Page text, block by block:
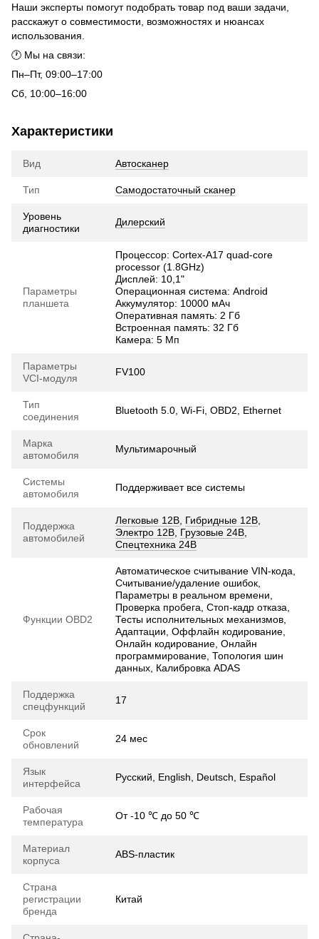
Наши эксперты помогут подобрать товар под ваши задачи,
расскажут о совместимости, возможностях и нюансах
использования.
🕐 Мы на связи:
Пн–Пт, 09:00–17:00
Сб, 10:00–16:00
Характеристики
Вид Автосканер
Тип Самодостаточный сканер
Уровень
диагностики
Дилерский
Параметры
планшета
Процессор: Cortex-A17 quad-core
processor (1.8GHz)
Дисплей: 10,1"
Операционная система: Android
Аккумулятор: 10000 мАч
Оперативная память: 2 Гб
Встроенная память: 32 Гб
Камера: 5 Мп
Параметры
VCI-модуля
FV100
Тип
соединения
Bluetooth 5.0, Wi-Fi, OBD2, Ethernet
Марка
автомобиля
Мультимарочный
Системы
автомобиля
Поддерживает все системы
Поддержка
автомобилей
Легковые 12В Гибридные 12В
Электро 12В Грузовые 24В
Спецтехника 24В
Функции OBD2
Автоматическое считывание VIN-кода,
Считывание/удаление ошибок,
Параметры в реальном времени,
Проверка пробега, Стоп-кадр отказа,
Тесты исполнительных механизмов,
Адаптации, Оффлайн кодирование,
Онлайн кодирование, Онлайн
программирование, Топология шин
данных, Калибровка ADAS
Поддержка
спецфункций
17
Срок
обновлений
24 мес
Язык
интерфейса
Русский, English, Deutsch, Español
Рабочая
температура
От -10 ℃ до 50 ℃
Материал
корпуса
ABS-пластик
Страна
регистрации
бренда
Китай